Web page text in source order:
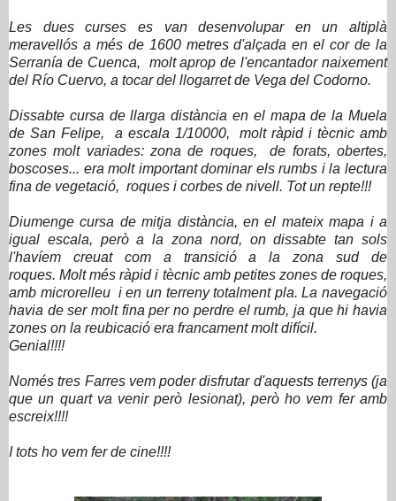
Les dues curses es van desenvolupar en un altiplà
meravellós a més de 1600 metres d'alçada en el cor de la
Serranía de Cuenca, molt aprop de l'encantador naixement
del Río Cuervo, a tocar del llogarret de Vega del Codorno.
Dissabte cursa de llarga distància en el mapa de la Muela
de San Felipe, a escala 1/10000, molt ràpid i tècnic amb
zones molt variades: zona de roques, de forats, obertes,
boscoses... era molt important dominar els rumbs i la lectura
fina de vegetació, roques i corbes de nivell. Tot un repte!!!
Diumenge cursa de mitja distància, en el mateix mapa i a
igual escala, però a la zona nord, on dissabte tan sols
l'havíem creuat com a transició a la zona sud de
roques.Molt més ràpid i tècnic amb petites zones de roques,
amb microrelleu i en un terreny totalment pla. La navegació
havia de ser molt fina per no perdre el rumb, ja que hi havia
zones on la reubicació era francament molt difícil.
Genial!!!!
Només tres Farres vem poder disfrutar d'aquests terrenys (ja
que un quart va venir però lesionat), però ho vem fer amb
escreix!!!!
I tots ho vem fer de cine!!!!